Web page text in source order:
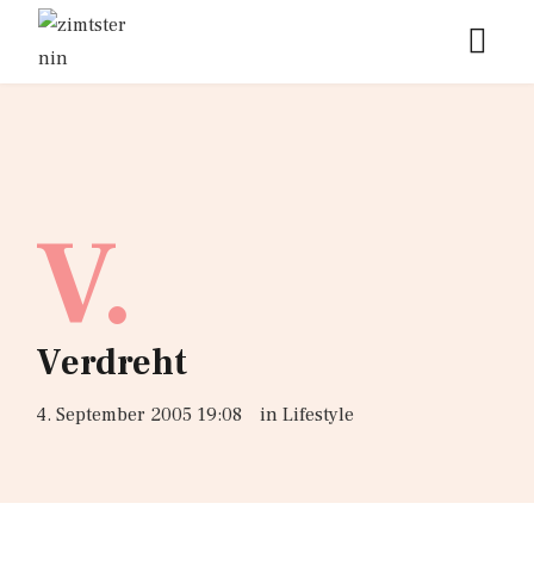
V.
Verdreht
4. September 2005 19:08 in Lifestyle